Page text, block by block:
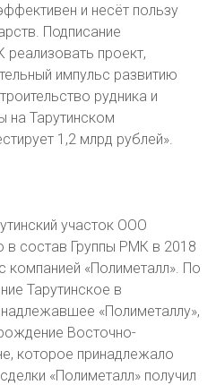
и несёт пользу
Подписание
проект,
импульс развитию
рудника и
на Тарутинском
1,2 млрд рублей».
участок ООО
в состав Группы РМК в 2018
компанией «Полиметалл». По
Тарутинское в
«Полиметаллу»,
Восточно-
которое принадлежало
«Полиметалл» получил